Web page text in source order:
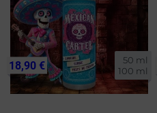
50 ml
100 ml
18,90 €